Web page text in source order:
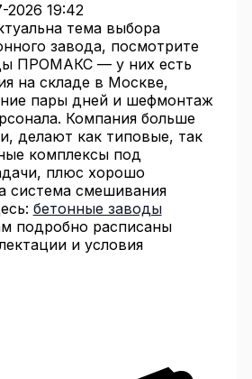
2026 19:42
тема выбора
завода, посмотрите
ПРОМАКС — у них есть
на складе в Москве,
пары дней и шефмонтаж
Компания больше
делают как типовые, так
комплексы под
плюс хорошо
система смешивания
бетонные заводы
подробно расписаны
и условия